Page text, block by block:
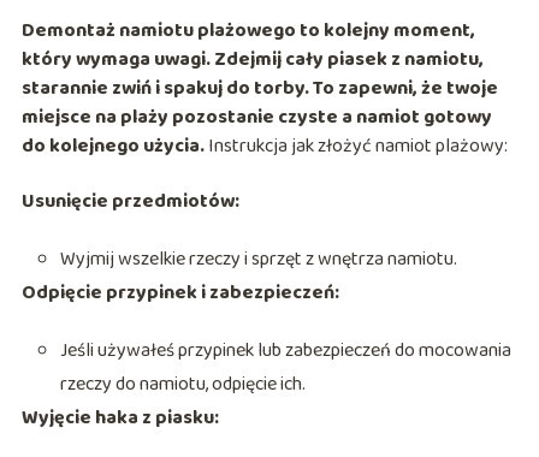
Demontaż namiotu plażowego to kolejny moment,
który wymaga uwagi. Zdejmij cały piasek z namiotu,
starannie zwiń i spakuj do torby. To zapewni, że twoje
miejsce na plaży pozostanie czyste a namiot gotowy
do kolejnego użycia.Instrukcja jak złożyć namiot plażowy:
Usunięcie przedmiotów:
Wyjmij wszelkie rzeczy i sprzęt z wnętrza namiotu.
Odpięcie przypinek i zabezpieczeń:
Jeśli używałeś przypinek lub zabezpieczeń do mocowania
rzeczy do namiotu, odpięcie ich.
Wyjęcie haka z piasku: